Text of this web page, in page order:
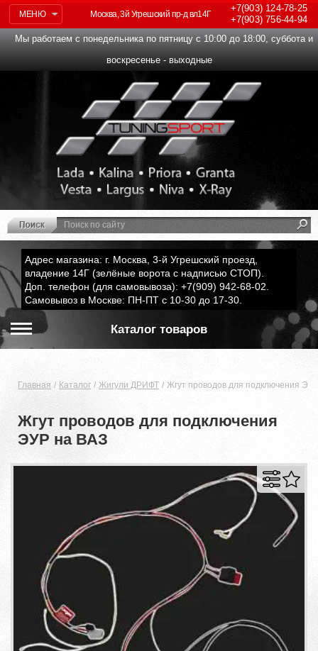
МЕНЮ
+7(903)124-78-25
+7(903)756-44-94
Москва, 3й Угрешский пр-д вл14Г
Мы работаем с понедельника по пятницу с 10:00 до 18:00, суббота и
воскресенье - выходные
Адрес магазина: г. Москва, 3-й Угрешский проезд,
владение 14Г (зелёные ворота с надписью СТОП).
Доп. телефон (для самовывоза): +7(909) 942-68-02.
Самовывоз в Москве: ПН-ПТ с 10-30 до 17-30.
Каталог товаров
Главная Каталог Жигули ДРИФТ Жгут проводов для подключения
Жгут проводов для подключения
ЭУР на ВАЗ